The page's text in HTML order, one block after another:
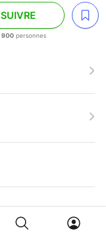
SUIVRE
900 personnes